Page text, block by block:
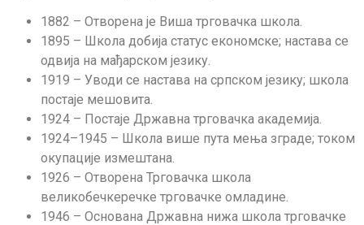
1882 – Отворена је Виша трговачка школа.
1895 – Школа добија статус економске; настава се
одвија на мађарском језику.
1919 – Уводи се настава на српском језику; школа
постаје мешовита.
1924 – Постаје Државна трговачка академија.
1924–1945 – Школа више пута мења зграде; током
окупације измештана.
1926 – Отворена Трговачка школа
великобечкеречке трговачке омладине.
1946 – Основана Државна нижа школа трговачке